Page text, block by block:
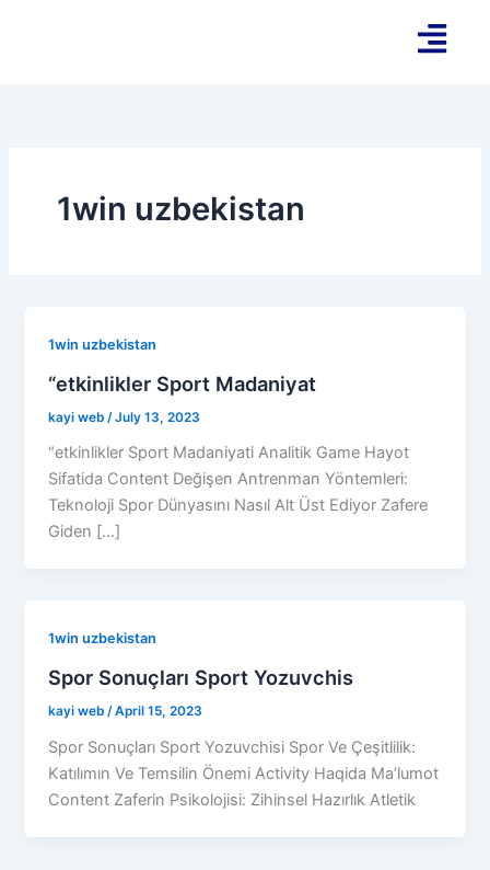
1win uzbekistan
1win uzbekistan
“etkinlikler Sport Madaniyat
kayi web /July 13, 2023
“etkinlikler Sport Madaniyati Analitik Game Hayot
Sifatida Content Değişen Antrenman Yöntemleri:
Teknoloji Spor Dünyasını Nasıl Alt Üst Ediyor Zafere
Giden […]
1win uzbekistan
Spor Sonuçları Sport Yozuvchis
kayi web/April 15, 2023
Spor Sonuçları Sport Yozuvchisi Spor Ve Çeşitlilik:
Katılımın Ve Temsilin Önemi Activity Haqida Ma’lumot
Content Zaferin Psikolojisi: Zihinsel Hazırlık Atletik